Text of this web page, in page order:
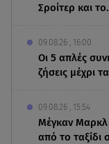
Σροίτερ και
09.08.26 , 16:00
Οι 5 απλές
ζήσεις μέχρι
09.08.26 , 15:54
Μέγκαν Μαρκλ
από το ταξίδι